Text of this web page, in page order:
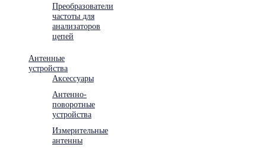
Преобразователи
частоты для
анализаторов
цепей
Антенные
устройства
Аксессуары
Антенно-
поворотные
устройства
Измерительные
антенны